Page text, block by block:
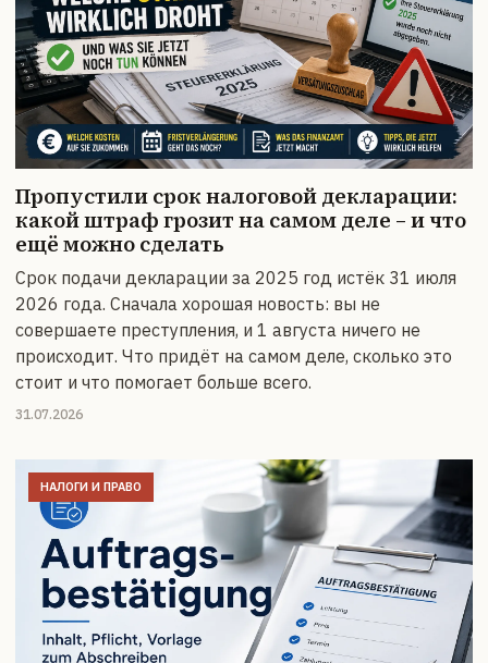
Пропустили срок налоговой декларации:
какой штраф грозит на самом деле – и что
ещё можно сделать
Срок подачи декларации за 2025 год истёк 31 июля
2026 года. Сначала хорошая новость: вы не
совершаете преступления, и 1 августа ничего не
происходит. Что придёт на самом деле, сколько это
стоит и что помогает больше всего.
31.07.2026
НАЛОГИ И ПРАВО